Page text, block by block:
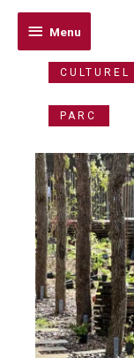
Menu
Menu
CULTUREL
PARC